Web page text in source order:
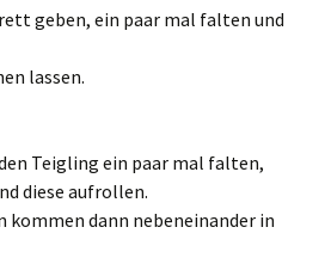
geben, ein paar mal falten und
lassen.
Teigling ein paar mal falten,
diese aufrollen.
kommen dann nebeneinander in